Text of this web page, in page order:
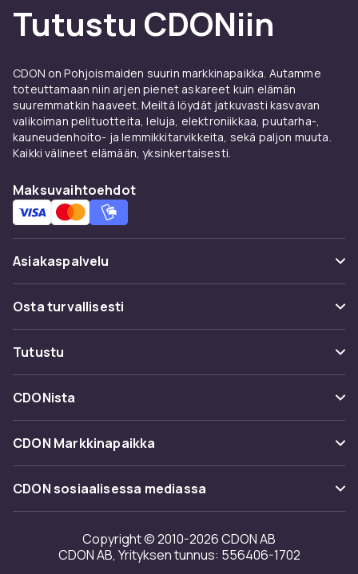
Tutustu CDONiin
CDON on Pohjoismaiden suurin markkinapaikka. Autamme
toteuttamaan niin arjen pienet askareet kuin elämän
suuremmatkin haaveet. Meiltä löydät jatkuvasti kasvavan
valikoiman pelituotteita, leluja, elektroniikkaa, puutarha-,
kauneudenhoito- ja lemmikkitarvikkeita, sekä paljon muuta.
Kaikki välineet elämään, yksinkertaisesti.
Maksuvaihtoehdot
Asiakaspalvelu
Usein kysyttyä (UKK)
Seuraa pakettia
Ota yhteyttä
Osta turvallisesti
Maksuvaihtoehdot
Toimitus
Takaisinvedot
Tutustu
Kategoriat
Tuotemerkit
CDONista
Tietoa meistä
Asiakasarvionnit
Investor relations
Saavutettavuusseloste
CDON Markkinapaikka
Merchant Help Center
CDON sosiaalisessa mediassa
Copyright © 2010-2026 CDON AB
CDON AB, Yrityksen tunnus: 556406-1702